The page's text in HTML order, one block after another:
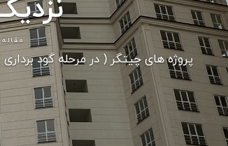
پروژه های چیتگر ( در مرحله گود برداری